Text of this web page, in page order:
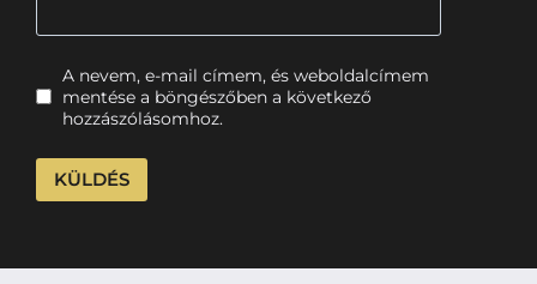
A nevem, e-mail címem, és weboldalcímem
mentése a böngészőben a következő
hozzászólásomhoz.